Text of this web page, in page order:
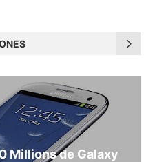
Millions de Galaxy